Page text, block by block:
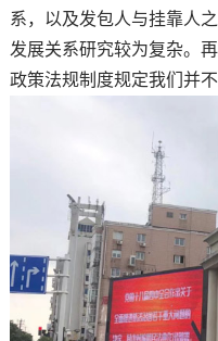
系，以及发包人与挂靠人
发展关系研究较为复杂。
政策法规制度规定我们并